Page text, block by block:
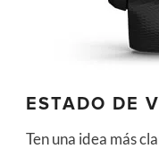
ESTADO DE
Ten una idea más